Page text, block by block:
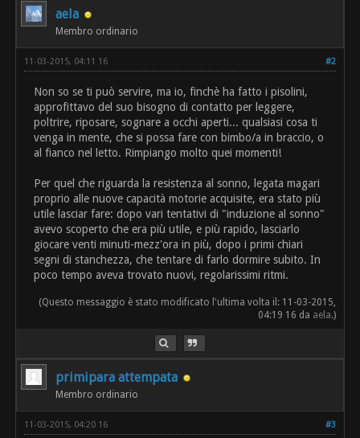
aela
Membro ordinario
#2
11-03-2015, 04:11 16
Non so se ti può servire, ma io, finchè ha fatto i pisolini,
approfittavo del suo bisogno di contatto per leggere,
poltrire, riposare, sognare a occhi aperti... qualsiasi cosa ti
venga in mente, che si possa fare con bimbo/a in braccio, o
al fianco nel letto. Rimpiango molto quei momenti!
Per quel che riguarda la resistenza al sonno, legata magari
proprio alle nuove capacità motorie acquisite, era stato più
utile lasciar fare: dopo vari tentativi di "induzione al sonno"
avevo scoperto che era più utile, e più rapido, lasciarlo
giocare venti minuti-mezz'ora in più, dopo i primi chiari
segni di stanchezza, che tentare di farlo dormire subito. In
poco tempo aveva trovato nuovi, regolarissimi ritmi.
(Questo messaggio è stato modificato l'ultima volta il: 11-03-2015,
04:19 16 da aela.)
primipara attempata
Membro ordinario
#3
11-03-2015, 04:20 16